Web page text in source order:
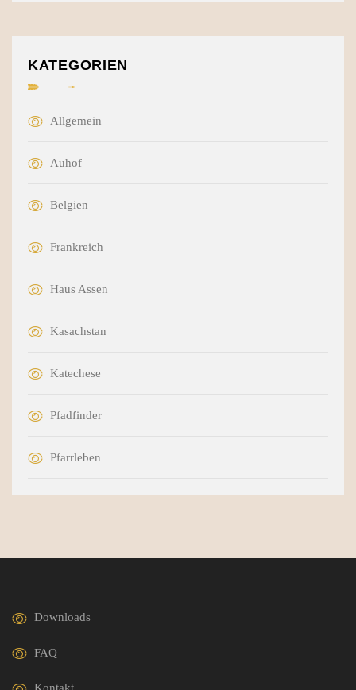
KATEGORIEN
Allgemein
Auhof
Belgien
Frankreich
Haus Assen
Kasachstan
Katechese
Pfadfinder
Pfarrleben
Downloads
FAQ